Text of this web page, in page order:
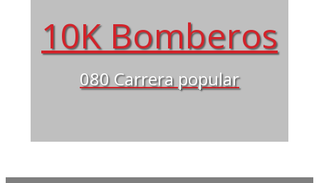
10K Bomberos
080 Carrera popular